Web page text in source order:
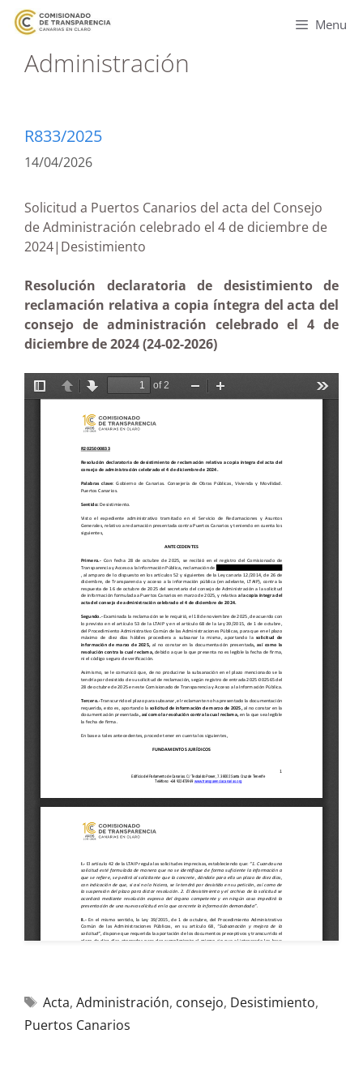
Menu
Administración
R833/2025
14/04/2026
Solicitud a Puertos Canarios del acta del Consejo
de Administración celebrado el 4 de diciembre de
2024|Desistimiento
Resolución declaratoria de desistimiento de
reclamación relativa a copia íntegra del acta del
consejo de administración celebrado el 4 de
diciembre de 2024 (24-02-2026)
Acta, Administración, consejo, Desistimiento,
Puertos Canarios